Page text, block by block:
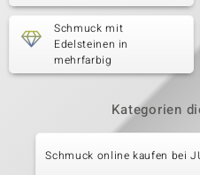
Schmuck mit
Edelsteinen in
mehrfarbig
Kategorien
Schmuck online kaufen bei